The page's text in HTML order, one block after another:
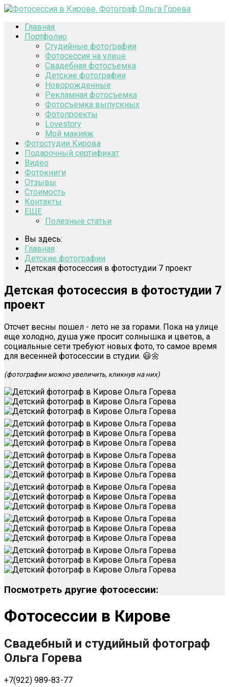
Главная
Портфолио
Студийные фотографии
Фотосессия на улице
Свадебная фотосъемка
Детские фотографии
Новорожденные
Рекламная фотосъемка
Фотосъемка выпускных
Фотопроекты
Lovestory
Мой макияж
Фотостудии Кирова
Подарочный сертификат
Видео
Фотокниги
Отзывы
Стоимость
Контакты
ЕЩЕ
Полезные статьи
Вы здесь:
Главная
Детские фотографии
Детская фотосессия в фотостудии 7 проект
Детская фотосессия в фотостудии 7
проект
Отсчет весны пошел - лето не за горами. Пока на улице
еще холодно, душа уже просит солнышка и цветов, а
социальные сети требуют новых фото, то самое время
для весенней фотосессии в студии. 😃🌼
(фотографии можно увеличить, кликнув на них)
Посмотреть другие фотосессии:
Фотосессии в Кирове
Свадебный и студийный фотограф
Ольга Горева
+7(922) 989-83-77